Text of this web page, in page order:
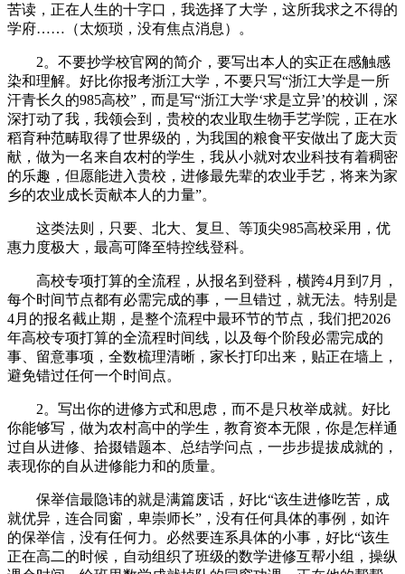
苦读，正在人生的十字口，我选择了大学，这所我求之不得的
学府……（太烦琐，没有焦点消息）。
2。不要抄学校官网的简介，要写出本人的实正在感触感
染和理解。好比你报考浙江大学，不要只写“浙江大学是一所
汗青长久的985高校”，而是写“浙江大学‘求是立异’的校训，深
深打动了我，我领会到，贵校的农业取生物手艺学院，正在水
稻育种范畴取得了世界级的，为我国的粮食平安做出了庞大贡
献，做为一名来自农村的学生，我从小就对农业科技有着稠密
的乐趣，但愿能进入贵校，进修最先辈的农业手艺，将来为家
乡的农业成长贡献本人的力量”。
这类法则，只要、北大、复旦、等顶尖985高校采用，优
惠力度极大，最高可降至特控线登科。
高校专项打算的全流程，从报名到登科，横跨4月到7月，
每个时间节点都有必需完成的事，一旦错过，就无法。特别是
4月的报名截止期，是整个流程中最环节的节点，我们把2026
年高校专项打算的全流程时间线，以及每个阶段必需完成的
事、留意事项，全数梳理清晰，家长打印出来，贴正在墙上，
避免错过任何一个时间点。
2。写出你的进修方式和思虑，而不是只枚举成就。好比
你能够写，做为农村高中的学生，教育资本无限，你是怎样通
过自从进修、拾掇错题本、总结学问点，一步步提拔成就的，
表现你的自从进修能力和的质量。
保举信最隐讳的就是满篇废话，好比“该生进修吃苦，成
就优异，连合同窗，卑崇师长”，没有任何具体的事例，如许
的保举信，没有任何力。必然要连系具体的小事，好比“该生
正在高二的时候，自动组织了班级的数学进修互帮小组，操纵